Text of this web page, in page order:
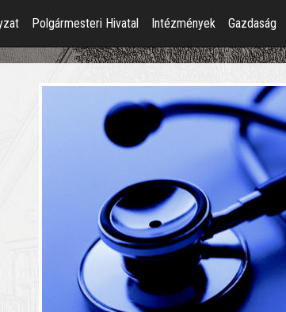
Polgármesteri Hivatal Intézmények Gazdaság